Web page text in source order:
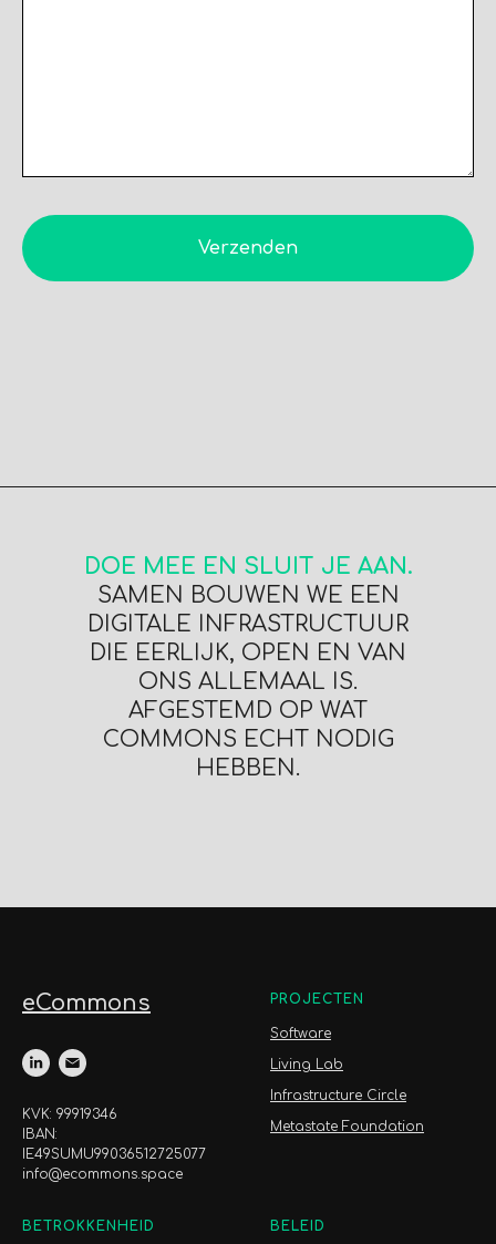
Verzenden
DOE MEE EN SLUIT JE AAN.
SAMEN BOUWEN WE EEN
DIGITALE INFRASTRUCTUUR
DIE EERLIJK, OPEN EN VAN
ONS ALLEMAAL IS.
AFGESTEMD OP WAT
COMMONS ECHT NODIG
HEBBEN.
eCommons
KVK: 99919346
IBAN:
IE49SUMU99036512725077
info@ecommons.space
PROJECTEN
Software
Living Lab
Infrastructure Circle
Metastate Foundation
BETROKKENHEID BELEID